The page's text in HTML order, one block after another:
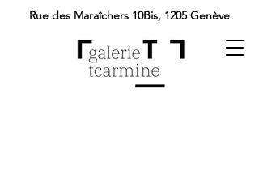
Rue des Maraîchers 10Bis, 1205 Genève